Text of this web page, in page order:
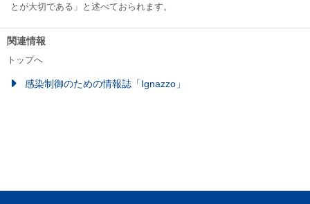
とが大切である」と述べておられます。
関連情報
トップへ
感染制御のための情報誌「Ignazzo」